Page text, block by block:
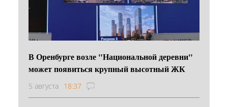
В Оренбурге возле "Национальной деревни"
может появиться крупный высотный ЖК
5 августа 18:37